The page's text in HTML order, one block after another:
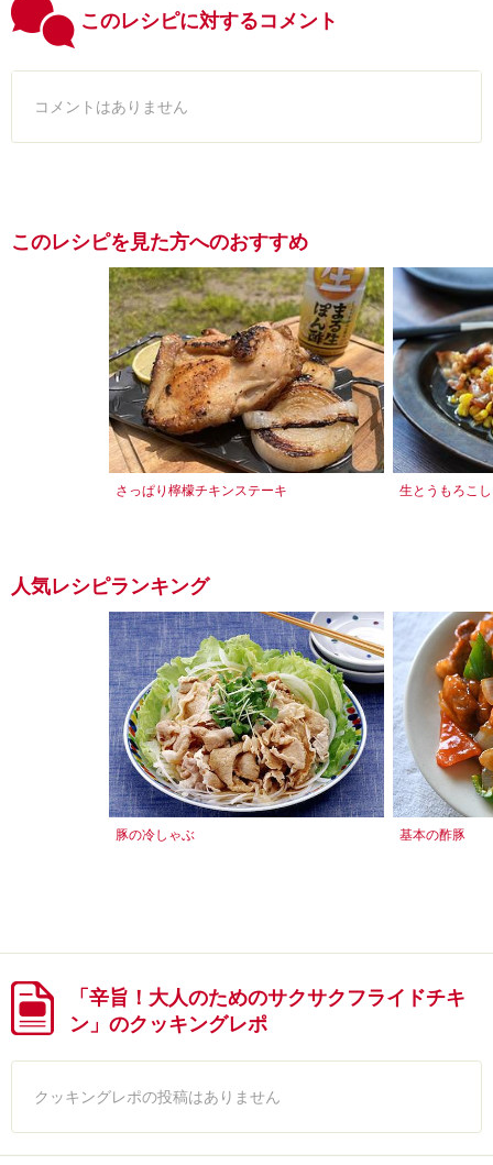
このレシピに対するコメント
コメントはありません
このレシピを見た方へのおすすめ
さっぱり檸檬チキンステーキ 生とうもろこ
人気レシピランキング
豚の冷しゃぶ 基本の酢豚
「辛旨！大人のためのサクサクフライドチキ
ン」のクッキングレポ
クッキングレポの投稿はありません